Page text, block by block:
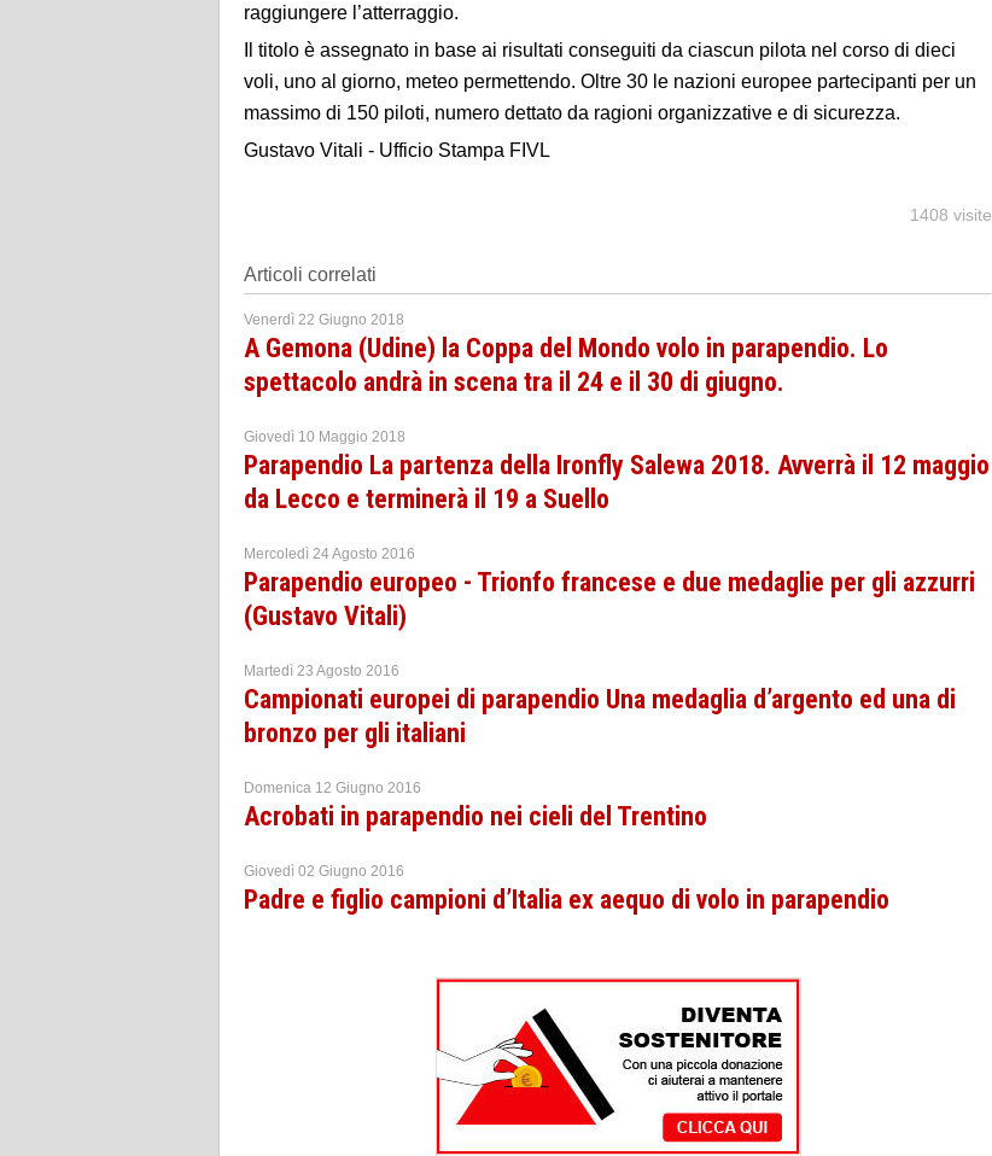
raggiungere l’atterraggio.
Il titolo è assegnato in base ai risultati conseguiti da ciascun pilota nel corso di dieci
voli, uno al giorno, meteo permettendo. Oltre 30 le nazioni europee partecipanti per un
massimo di 150 piloti, numero dettato da ragioni organizzative e di sicurezza.
Gustavo Vitali - Ufficio Stampa FIVL
1408 visite
Articoli correlati
Venerdì 22 Giugno 2018
A Gemona (Udine) la Coppa del Mondo volo in parapendio. Lo
spettacolo andrà in scena tra il 24 e il 30 di giugno.
Giovedì 10 Maggio 2018
Parapendio La partenza della Ironfly Salewa 2018. Avverrà il 12 maggio
da Lecco e terminerà il 19 a Suello
Mercoledì 24 Agosto 2016
Parapendio europeo - Trionfo francese e due medaglie per gli azzurri
(Gustavo Vitali)
Martedì 23 Agosto 2016
Campionati europei di parapendio Una medaglia d’argento ed una di
bronzo per gli italiani
Domenica 12 Giugno 2016
Acrobati in parapendio nei cieli del Trentino
Giovedì 02 Giugno 2016
Padre e figlio campioni d’Italia ex aequo di volo in parapendio